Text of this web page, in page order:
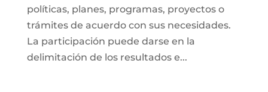
políticas, planes, programas, proyectos o
trámites de acuerdo con sus necesidades.
La participación puede darse en la
delimitación de los resultados e...